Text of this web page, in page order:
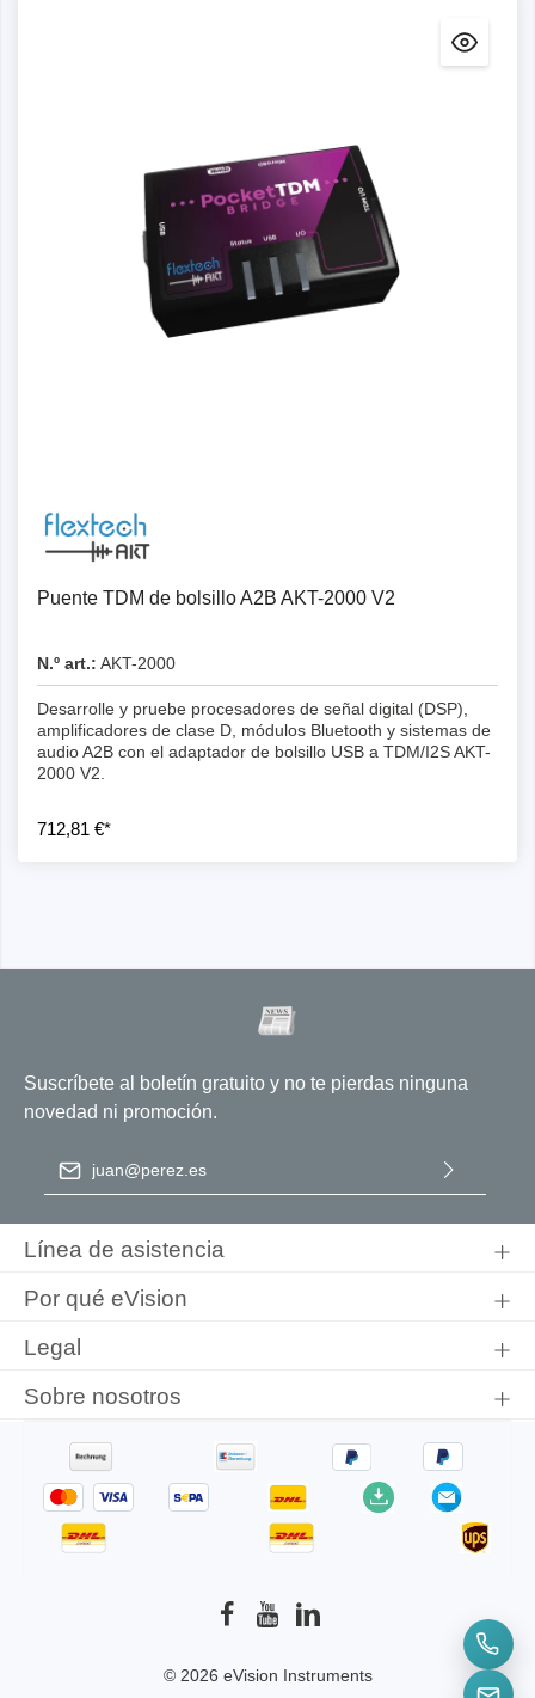
Puente TDM de bolsillo A2B AKT-2000 V2
N.º art.: AKT-2000
Desarrolle y pruebe procesadores de señal digital (DSP),
amplificadores de clase D, módulos Bluetooth y sistemas de
audio A2B con el adaptador de bolsillo USB a TDM/I2S AKT-
2000 V2.
712,81 €*
Suscríbete al boletín gratuito y no te pierdas ninguna
novedad ni promoción.
Dirección de correo electrónico
términos y condiciones generales
Línea de asistencia
Por qué eVision
Legal
Sobre nosotros
© 2026 eVision Instruments